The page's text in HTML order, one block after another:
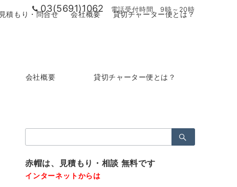
03(5691)1062 電話受付時間 9時～20時
会社概要 貸切チャーター便とは？
見積もり・問合せ 会社概要 貸切チャーター便とは？
索：
赤帽は、見積もり・相談 無料です
インターネットからは